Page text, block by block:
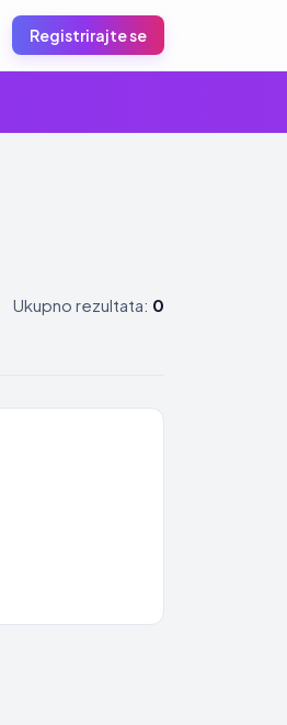
Registrirajte se
Ukupno rezultata: 0